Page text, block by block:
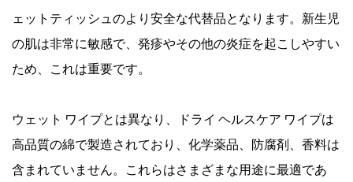
ェットティッシュのより安全な代替品となります。新生児
の肌は非常に敏感で、発疹やその他の炎症を起こしやすい
ため、これは重要です。
ウェット ワイプとは異なり、ドライ ヘルスケア ワイプは
高品質の綿で製造されており、化学薬品、防腐剤、香料は
含まれていません。これらはさまざまな用途に最適であ